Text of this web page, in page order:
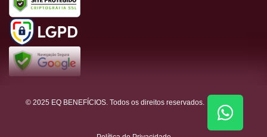
© 2025 EQ BENEFÍCIOS. Todos os direitos reservados.